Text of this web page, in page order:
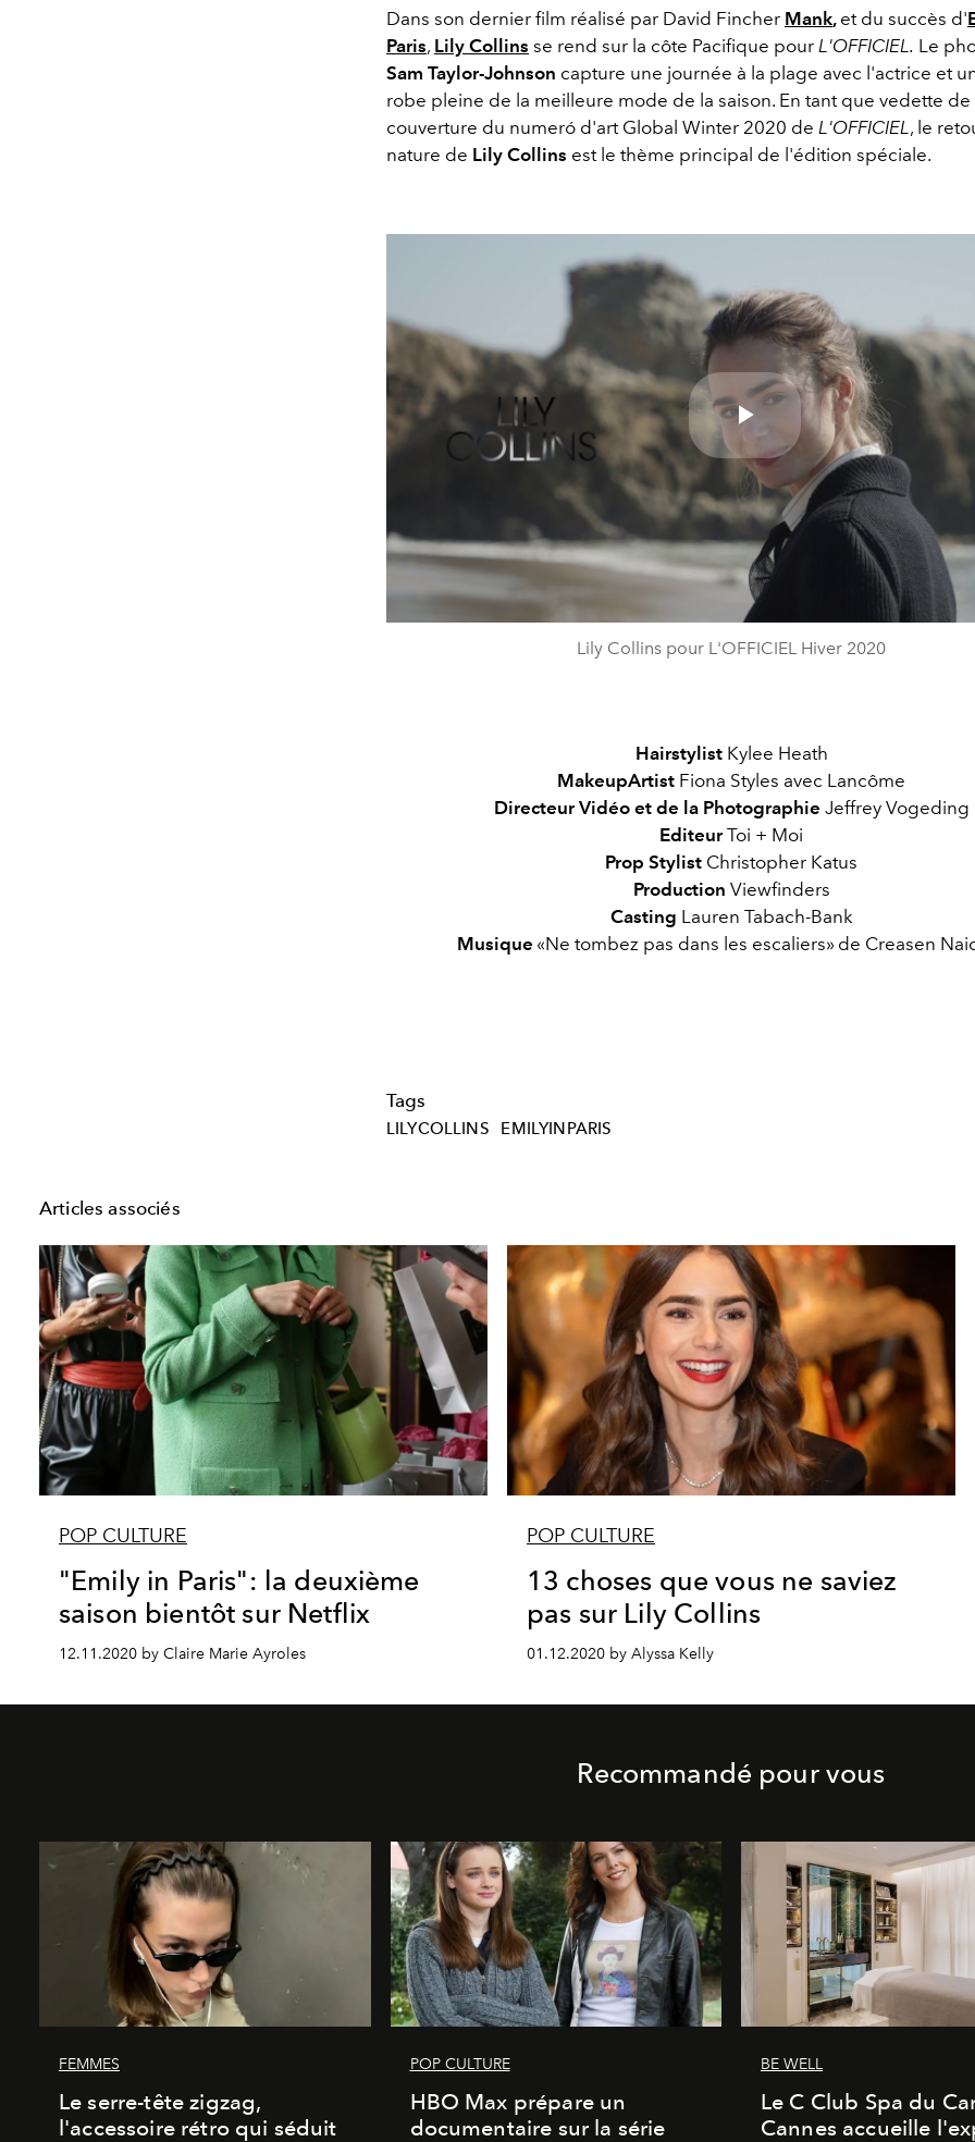
Dans son dernier film réalisé par David Fincher Mank, et du succès d'
Paris, Lily Collins se rend sur la côte Pacifique pour L'OFFICIEL. Le
Sam Taylor-Johnson capture une journée à la plage avec l'actrice et
robe pleine de la meilleure mode de la saison. En tant que vedette de
couverture du numeró d'art Global Winter 2020 de L'OFFICIEL, le
nature de Lily Collins est le thème principal de l'édition spéciale.
Play
Video
Lily Collins pour L'OFFICIEL Hiver 2020
HairstylistKylee Heath
MakeupArtist Fiona Styles avec Lancôme
DirecteurVidéo et de la Photographie Jeffrey Vogeding
EditeurToi + Moi
Prop Stylist Christopher Katus
Production Viewfinders
Casting Lauren Tabach-Bank
Musique «Ne tombez pas dans les escaliers» de Creasen
Tags
LILYCOLLINS EMILYINPARIS
Articles associés
POP CULTURE
"Emily in Paris": la deuxième
saison bientôt sur Netflix
12.11.2020 by Claire Marie Ayroles
POP CULTURE
13 choses que vous ne saviez
pas sur Lily Collins
01.12.2020 by Alyssa Kelly
Recommandé pour vous
FEMMES
Le serre-tête zigzag,
l'accessoire rétro qui séduit
POP CULTURE
HBO Max prépare un
documentaire sur la série
BE WELL
Le C Club Spa du
Cannes accueille